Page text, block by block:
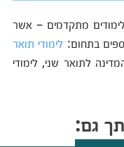
מתקדמים – אשר
בתחום: לימודי תואר
לתואר שני, לימודי
גם: